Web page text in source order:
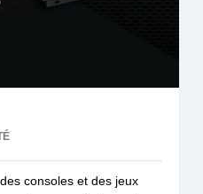
consoles et des jeux